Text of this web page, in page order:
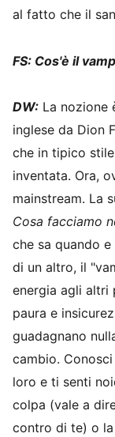
al fatto che il
FS: Cos'è il
DW: La nozione
inglese da Dion
che in tipico
inventata. Ora,
mainstream. La
Cosa facciamo
che sa quando
di un altro, il
energia agli altri
paura e
guadagnano
cambio.
loro e ti senti
colpa (vale a
contro di te) o